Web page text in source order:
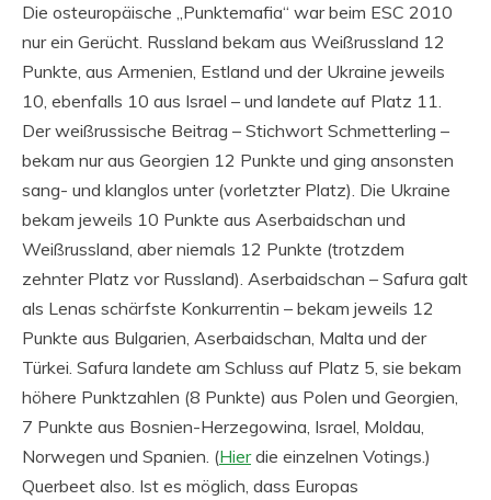
Die osteuropäische „Punktemafia“ war beim ESC 2010
nur ein Gerücht. Russland bekam aus Weißrussland 12
Punkte, aus Armenien, Estland und der Ukraine jeweils
10, ebenfalls 10 aus Israel – und landete auf Platz 11.
Der weißrussische Beitrag – Stichwort Schmetterling –
bekam nur aus Georgien 12 Punkte und ging ansonsten
sang- und klanglos unter (vorletzter Platz). Die Ukraine
bekam jeweils 10 Punkte aus Aserbaidschan und
Weißrussland, aber niemals 12 Punkte (trotzdem
zehnter Platz vor Russland). Aserbaidschan – Safura galt
als Lenas schärfste Konkurrentin – bekam jeweils 12
Punkte aus Bulgarien, Aserbaidschan, Malta und der
Türkei. Safura landete am Schluss auf Platz 5, sie bekam
höhere Punktzahlen (8 Punkte) aus Polen und Georgien,
7 Punkte aus Bosnien-Herzegowina, Israel, Moldau,
Norwegen und Spanien. (Hierdie einzelnen Votings.)
Querbeet also. Ist es möglich, dass Europas